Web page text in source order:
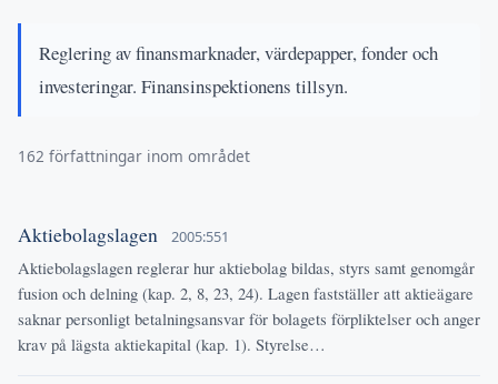
Reglering av finansmarknader, värdepapper, fonder och
investeringar. Finansinspektionens tillsyn.
162 författningar inom området
Aktiebolagslagen 2005:551
Aktiebolagslagen reglerar hur aktiebolag bildas, styrs samt genomgår
fusion och delning (kap. 2, 8, 23, 24). Lagen fastställer att aktieägare
saknar personligt betalningsansvar för bolagets förpliktelser och anger
krav på lägsta aktiekapital (kap. 1). Styrelse…